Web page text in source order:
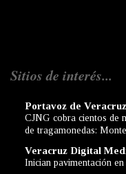
Sitios de interés...
Portavoz de
CJNG cobra cientos de
de tragamonedas:
Veracruz Digital
Inician pavimentación